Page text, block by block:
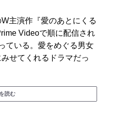
主演作『愛のあとにくる
Videoで順に配信され
ている。愛をめぐる男女
せてくれるドラマだっ
読む